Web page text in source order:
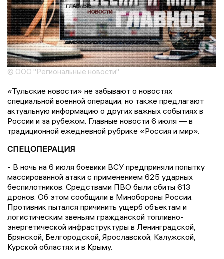
© ООО "Региональные новости"
«Тульские новости» не забывают о новостях
специальной военной операции, но также предлагают
актуальную информацию о других важных событиях в
России и за рубежом. Главные новости 6 июля — в
традиционной ежедневной рубрике «Россия и мир».
СПЕЦОПЕРАЦИЯ
- В ночь на 6 июля боевики ВСУ предприняли попытку
массированной атаки с применением 625 ударных
беспилотников. Средствами ПВО были сбиты 613
дронов. Об этом сообщили в Минобороны России.
Противник пытался причинить ущерб объектам и
логистическим звеньям гражданской топливно-
энергетической инфраструктуры в Ленинградской,
Брянской, Белгородской, Ярославской, Калужской,
Курской областях и в Крыму.